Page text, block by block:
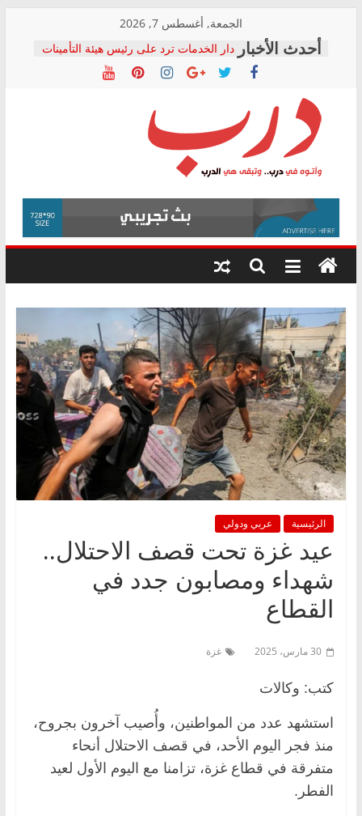
content
الجمعة, أغسطس 7, 2026
دار الخدمات ترد على رئيس هيئة التأمينات
بعد مؤتمره الصحفي: إنكار الأزمة لا ينهي
معاناة أصحاب المعاشات.. ونطالب بكشف
فرحات سليمان يكتب: القطاع الصحي إلى
أين؟
حزب التحالف الشعبي يطلق لجنة “الحق
في الصحة” بالإسكندرية لرصد الانتهاكات
ودعم المرضى
الوزاري لمدينة الصحفيين.. وانتهاء أعمال
إنشاء المبنى الإداري
المجلس القومي لحقوق الإنسان يعلن
متابعة قضية الدكتور محمد زهران.. ويؤكد:
قرينة البراءة وضمانات المحاكمة العادلة
درب
وأتوه
درب..
وتبقى
هي
الرئيسية عربي ودولي
عيد غزة تحت قصف الاحتلال..
شهداء ومصابون جدد في
القطاع
30 مارس، 2025 غزة
كتب: وكالات
استشهد عدد من المواطنين، وأُصيب آخرون بجروح،
منذ فجر اليوم الأحد، في قصف الاحتلال أنحاء
متفرقة في قطاع غزة، تزامنا مع اليوم الأول لعيد
الفطر.